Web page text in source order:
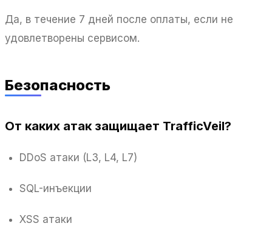
Да, в течение 7 дней после оплаты, если не
удовлетворены сервисом.
Безопасность
От каких атак защищает TrafficVeil?
DDoS атаки (L3, L4, L7)
SQL-инъекции
XSS атаки